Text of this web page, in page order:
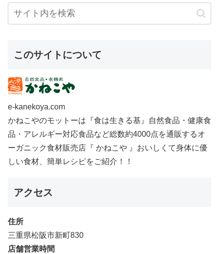
このサイトについて
e-kanekoya.com
かねこやのモットーは『食は生きる基』自然食品・健康食
品・アレルギー対応食品など総数約4000点を通販するオ
ーガニック食材販売店『 かねこや 』おいしくて身体に優
しい食材、簡単レシピをご紹介！！
アクセス
住所
三重県松阪市新町830
店舗営業時間